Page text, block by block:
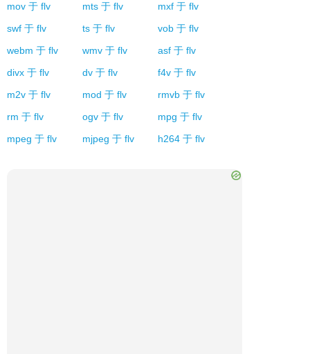
mov 于 flv mts 于 flv mxf 于 flv
swf 于 flv ts 于 flv vob 于 flv
webm 于 flv wmv 于 flv asf 于 flv
divx 于 flv dv 于 flv f4v 于 flv
m2v 于 flv mod 于 flv rmvb 于 flv
rm 于 flv ogv 于 flv mpg 于 flv
mpeg 于 flv mjpeg 于 flv h264 于 flv